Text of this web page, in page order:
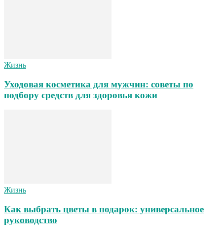
Жизнь
Уходовая косметика для мужчин: советы по
подбору средств для здоровья кожи
Жизнь
Как выбрать цветы в подарок: универсальное
руководство